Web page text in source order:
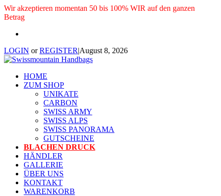
Wir akzeptieren momentan 50 bis 100% WIR auf den ganzen
Betrag
LOGIN orREGISTER|August 8, 2026
HOME
ZUM SHOP
UNIKATE
CARBON
SWISS ARMY
SWISS ALPS
SWISS PANORAMA
GUTSCHEINE
BLACHEN DRUCK
HÄNDLER
GALLERIE
ÜBER UNS
KONTAKT
WARENKORB